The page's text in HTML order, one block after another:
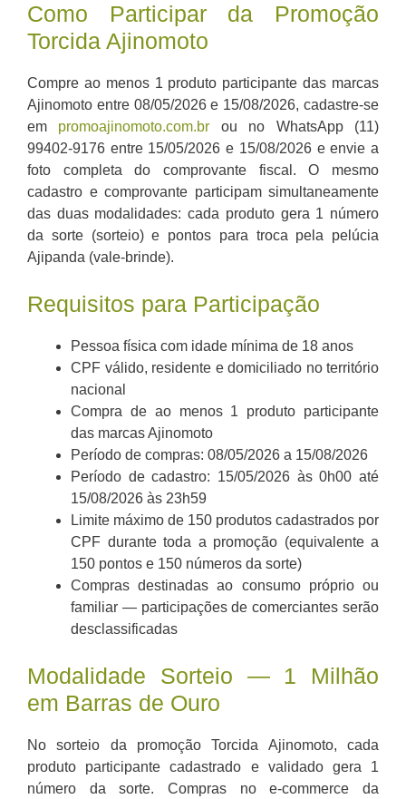
Como Participar da Promoção
Torcida Ajinomoto
Compre ao menos 1 produto participante das marcas
Ajinomoto entre 08/05/2026 e 15/08/2026, cadastre-se
em promoajinomoto.com.br ou no WhatsApp (11)
99402-9176 entre 15/05/2026 e 15/08/2026 e envie a
foto completa do comprovante fiscal. O mesmo
cadastro e comprovante participam simultaneamente
das duas modalidades: cada produto gera 1 número
da sorte (sorteio) e pontos para troca pela pelúcia
Ajipanda (vale-brinde).
Requisitos para Participação
Pessoa física com idade mínima de 18 anos
CPF válido, residente e domiciliado no território
nacional
Compra de ao menos 1 produto participante
das marcas Ajinomoto
Período de compras: 08/05/2026 a 15/08/2026
Período de cadastro: 15/05/2026 às 0h00 até
15/08/2026 às 23h59
Limite máximo de 150 produtos cadastrados por
CPF durante toda a promoção (equivalente a
150 pontos e 150 números da sorte)
Compras destinadas ao consumo próprio ou
familiar — participações de comerciantes serão
desclassificadas
Modalidade Sorteio — 1 Milhão
em Barras de Ouro
No sorteio da promoção Torcida Ajinomoto, cada
produto participante cadastrado e validado gera 1
número da sorte. Compras no e-commerce da